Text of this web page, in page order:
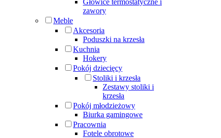
Głowice termostatyczne i
zawory
Meble
Akcesoria
Poduszki na krzesła
Kuchnia
Hokery
Pokój dziecięcy
Stoliki i krzesła
Zestawy stoliki i
krzesła
Pokój młodzieżowy
Biurka gamingowe
Pracownia
Fotele obrotowe